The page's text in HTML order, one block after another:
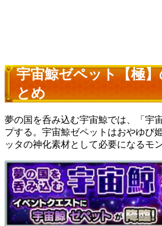
宇宙鯨ゼペット【極
とめ
夢の国を呑み込む宇宙鯨では、「宇
プする。宇宙鯨ゼペットはおやゆび
ッタの神化素材として必要になるモ